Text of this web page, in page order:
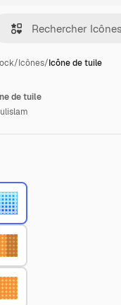
/Icônes/Icône de tuile
de tuile